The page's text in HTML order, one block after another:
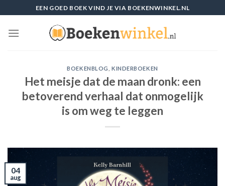
to
content
EEN GOED BOEK VIND JE VIA BOEKENWINKEL.NL
BOEKENBLOG KINDERBOEKEN
Het meisje dat de maan dronk: een
betoverend verhaal dat onmogelijk
is om weg te leggen
04
aug